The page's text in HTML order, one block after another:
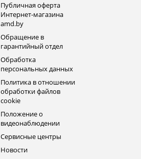
Публичная оферта
Интернет-магазина
amd.by
Обращение в
гарантийный отдел
Обработка
персональных данных
Политика в отношении
обработки файлов
cookie
Положение о
видеонаблюдении
Сервисные центры
Новости